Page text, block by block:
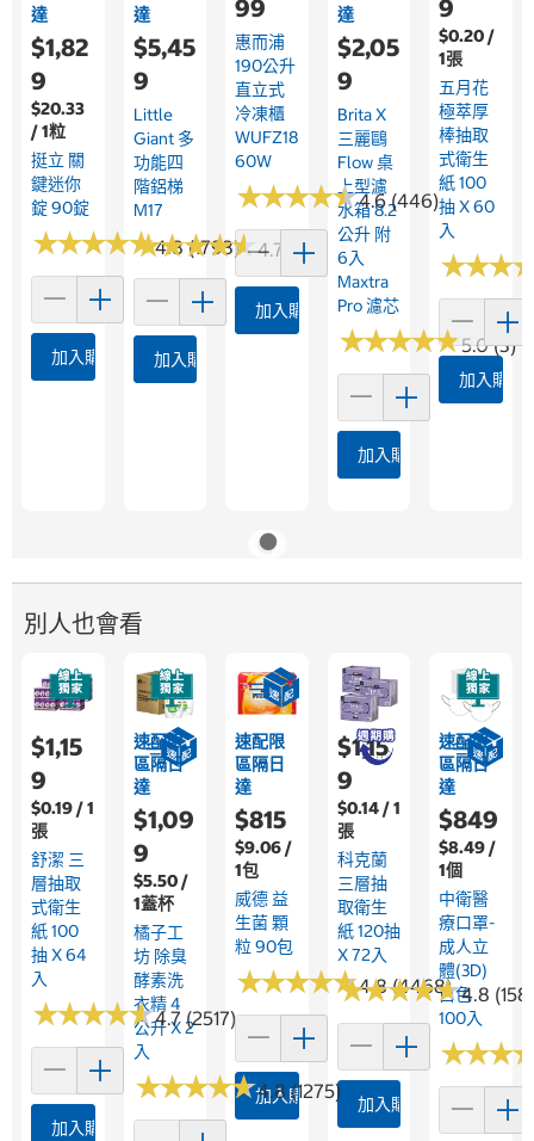
達
$1,82
9
$20.33
/ 1粒
挺立 關
鍵迷你
錠 90錠
★★★★★
★★★★★4.8 (1793)
加入購物車
達
$5,45
9
Little
Giant 多
功能四
階鋁梯
M17
★★★★★
★★★★★4.7 (115)
加入購物車
99
惠而浦
190公升
直立式
冷凍櫃
WUFZ18
60W
★★★★★
★★★★★4.6 (446)
加入購物車
達
$2,05
9
Brita X
三麗鷗
Flow 桌
上型濾
水箱 8.2
公升 附
6入
Maxtra
Pro 濾芯
★★★★★
★★★★★5.0 (3)
加入購物車
9
$0.20 /
1張
五月花
極萃厚
棒抽取
式衛生
紙 100
抽 X 60
入
★★★
★★★
加入購物
別人也會看
$1,15
9
$0.19 / 1
張
舒潔 三
層抽取
式衛生
紙 100
抽 X 64
入
★★★★★
★★★★★4.7 (2517)
加入購物車
速配限
區隔日
達
$1,09
9
$5.50 /
1蓋杯
橘子工
坊 除臭
酵素洗
衣精 4
公升 X 2
入
★★★★★
★★★★★4.8 (1275)
速配限
區隔日
達
$815
$9.06 /
1包
威德 益
生菌 顆
粒 90包
★★★★★
★★★★★4.8 (4468)
加入購物車
$1,15
9
$0.14 / 1
張
科克蘭
三層抽
取衛生
紙 120抽
X 72入
★★★★★
★★★★★4.8
加入購物車
速配限
區隔日
達
$849
$8.49 /
1個
中衛醫
療口罩-
成人立
體(3D)
白色
100入
★★★
★★★